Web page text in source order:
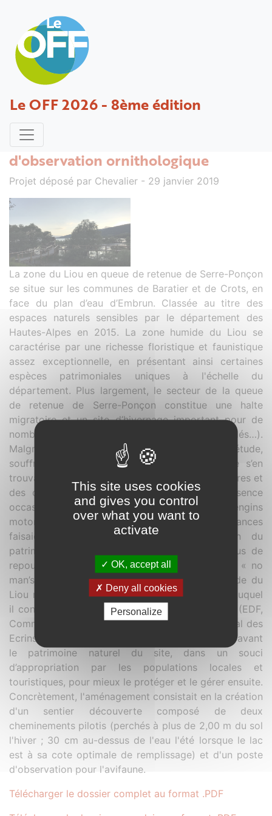
Le OFF 2026 - 8ème édition
Valorisation éco-touristique de la
zone humide du Liou -
Aménagement d'un sentier
découverte sur pilotis et d'un poste
d'observation ornithologique
Projet déposé par Chevalier - 29 janvier 2019
La zone du Liou en queue de retenue de Serre-Ponçon
se situe sur les communes de Baratier et de Crots, en
face du plan d’eau d’Embrun. Classée au titre des
espaces naturels sensibles par le département des
Hautes-Alpes en 2015. La zone humide du Liou se
caractérise par une richesse floristique et faunistique
assez exceptionnelle, en présentant ainsi certaines
espèces patrimoniales uniques à l'échelle du
département. Plus largement, le secteur de la queue
de retenue de Serre-Ponçon constitue une halte
migratoire et un site d’hivernage important pour de
nombreux oiseaux migrateurs (limicoles, anatidés…).
Malgré cela, cette zone humide laissée en désuétude,
souffrait d’une absence totale de gestion. Elle s’en
trouvait de fait menacée par des coupes forestières et
des dépôts de gravats sauvages, par la présence
occasionnelle de squatters mais aussi d’engins
motorisés – pourtant non autorisés. Ces nuisances
faisaient courir le risque d’une dégradation du
patrimoine précédemment mis en avant, en plus de
repousser la population locale en dehors de ce « no
man’s land ». Fort de ce constat, la zone humide du
Liou réclamait un projet de valorisation autour duquel
il convenait de fédérer les acteurs en présence (EDF,
Communes riveraines, Département, Parc national des
Ecrins, Fédération de pêche …) et de mettre en avant
le patrimoine naturel du site, dans un souci
d’appropriation par les populations locales et
touristiques, pour mieux le protéger et le gérer ensuite.
Concrètement, l'aménagement consistait en la création
d'un sentier découverte composé de deux
cheminements pilotis (perchés à plus de 2,00 m du sol
l'hiver ; 30 cm au-dessus de l'eau l'été lorsque le lac
est à sa cote optimale de remplissage) et d'un poste
d'observation pour l'avifaune.
Télécharger le dossier complet au format .PDF
This site uses cookies
and gives you control
over what you want to
activate
OK, accept all
Deny all cookies
Personalize